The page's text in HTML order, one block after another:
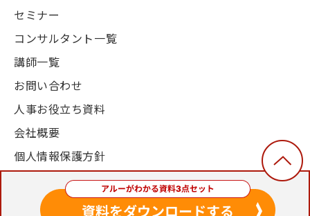
セミナー
コンサルタント一覧
講師一覧
お問い合わせ
人事お役立ち資料
会社概要
個人情報保護方針